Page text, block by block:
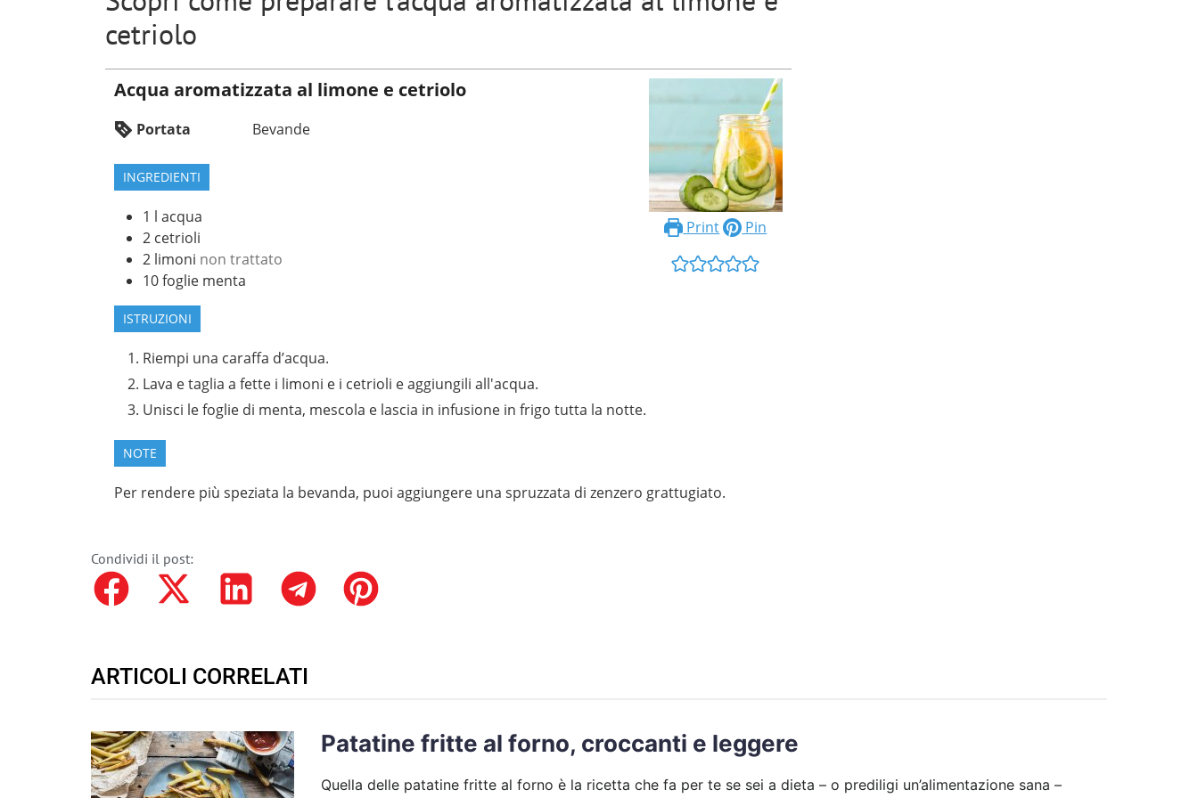
cetriolo
Print Pin
Acqua aromatizzata al limone e cetriolo
Portata Bevande
INGREDIENTI
1 l acqua
2 cetrioli
2 limoni non trattato
10 foglie menta
ISTRUZIONI
Riempi una caraffa d’acqua.
Lava e taglia a fette i limoni e i cetrioli e aggiungili all'acqua.
Unisci le foglie di menta, mescola e lascia in infusione in frigo tutta la notte.
NOTE
Per rendere più speziata la bevanda, puoi aggiungere una spruzzata di zenzero grattugiato.
Condividi il post:
ARTICOLI CORRELATI
Patatine fritte al forno, croccanti e leggere
Quella delle patatine fritte al forno è la ricetta che fa per te se sei a dieta – o prediligi un’alimentazione sana –